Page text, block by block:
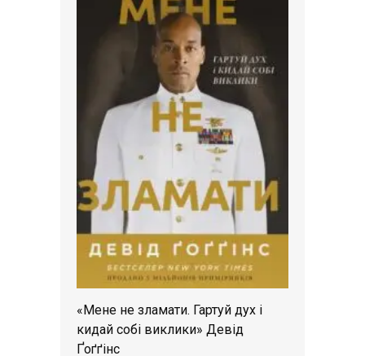
«Мене не зламати. Гартуй дух і
кидай собі виклики» Девід
Ґоґґінс